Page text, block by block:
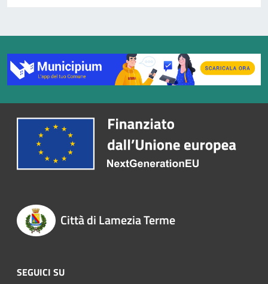
Città di Lamezia Terme
SEGUICI SU